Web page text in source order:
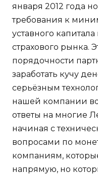
января 2012 года
требования к
уставного
страхового рынка.
порядочности
заработать кучу
серьёзным
нашей компании
ответы на многие
начиная с
вопросами по
компаниям,
напрямую, но